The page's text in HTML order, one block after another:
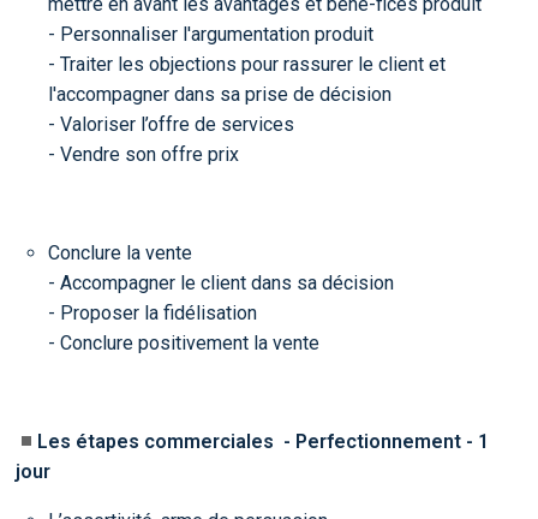
- Personnaliser l'argumentation produit
- Traiter les objections pour rassurer le client et
l'accompagner dans sa prise de décision
- Valoriser l’offre de services
- Vendre son offre prix
Conclure la vente
- Accompagner le client dans sa décision
- Proposer la fidélisation
- Conclure positivement la vente
Les étapes commerciales - Perfectionnement - 1
jour